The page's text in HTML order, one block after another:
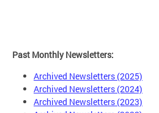
Past Monthly Newsletters:
Archived Newsletters (2025)
Archived Newsletters (2024)
Archived Newsletters (2023)